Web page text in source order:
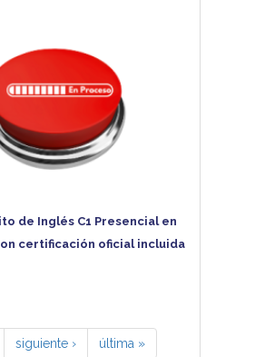
de Inglés C1 Presencial en
certificación oficial incluida
siguiente › última »